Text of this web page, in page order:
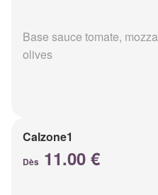
Base sauce tomate,
olives
Calzone1
Dès 11.00 €